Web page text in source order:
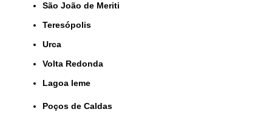
São João de Meriti
Teresópolis
Urca
Volta Redonda
lagoa leme
Poços de Caldas